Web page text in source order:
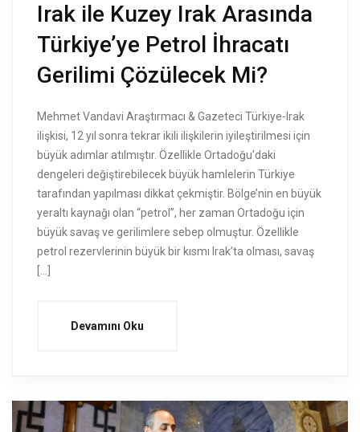
Irak ile Kuzey Irak Arasında
Türkiye’ye Petrol İhracatı
Gerilimi Çözülecek Mi?
Mehmet Vandavi Araştırmacı & Gazeteci Türkiye-Irak
ilişkisi, 12 yıl sonra tekrar ikili ilişkilerin iyileştirilmesi için
büyük adımlar atılmıştır. Özellikle Ortadoğu’daki
dengeleri değiştirebilecek büyük hamlelerin Türkiye
tarafından yapılması dikkat çekmiştir. Bölge’nin en büyük
yeraltı kaynağı olan “petrol”, her zaman Ortadoğu için
büyük savaş ve gerilimlere sebep olmuştur. Özellikle
petrol rezervlerinin büyük bir kısmı Irak’ta olması, savaş
Devamını Oku